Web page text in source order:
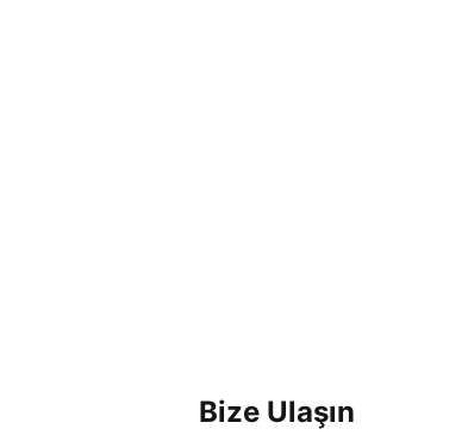
Bize Ulaşın